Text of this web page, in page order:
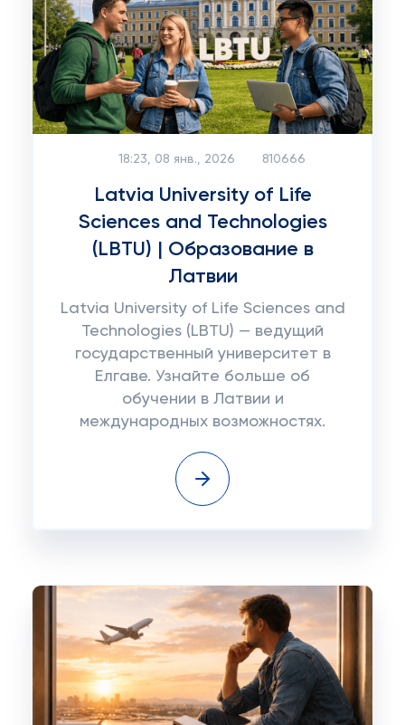
18:23, 08 янв., 2026 810666
Latvia University of Life
Sciences and Technologies
(LBTU) | Образование в
Латвии
Latvia University of Life Sciences and
Technologies (LBTU) — ведущий
государственный университет в
Елгаве. Узнайте больше об
обучении в Латвии и
международных возможностях.